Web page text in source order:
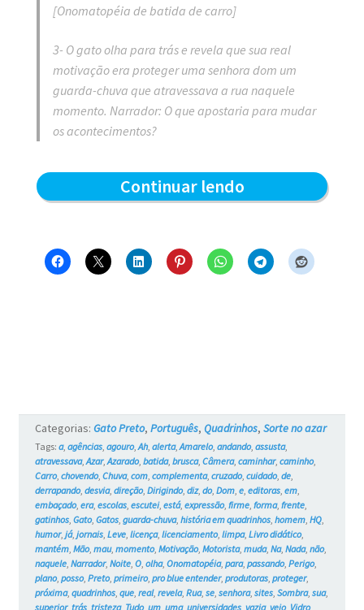
[Onomatopéia de batida de carro]
3- O gato olha para trás e revela que sua real
motivação era proteger uma senhora dom um
guarda-chuva que atravessava a rua naquele
momento. Narrador: O que apostaria para mudar
os acontecimentos?
Continuar lendoGato
no
Categorias: Gato Preto, Português, Quadrinhos, Sorte no azar
Tags: a, agências, agouro,Ah, alerta,Amarelo, andando, assusta,
atravessava,Azar,Azarado, batida, brusca, Câmera, caminhar, caminho,
Carro, chovendo, Chuva, com, complementa, cruzado, cuidado, de,
derrapando, desvia, direção, Dirigindo, diz, do, Dom, e, editoras, em,
embaçado, era, escolas, escutei, está, expressão, firme, forma, frente,
gatinhos, Gato, Gatos, guarda-chuva, história em quadrinhos, homem, HQ,
humor, já, jornais, Leve, licença, licenciamento, limpa, Livro didático,
mantém, Mão, mau, momento, Motivação, Motorista, muda, Na, Nada, não,
naquele, Narrador, Noite, O, olha, Onomatopéia, para, passando, Perigo,
plano, posso, Preto, primeiro, pro blue entender, produtoras, proteger,
próxima, quadrinhos, que, real, revela, Rua, se, senhora, sites, Sombra, sua,
superior, trás, tristeza, Tudo, um, uma, universidades, vazia, vejo, Vidro,